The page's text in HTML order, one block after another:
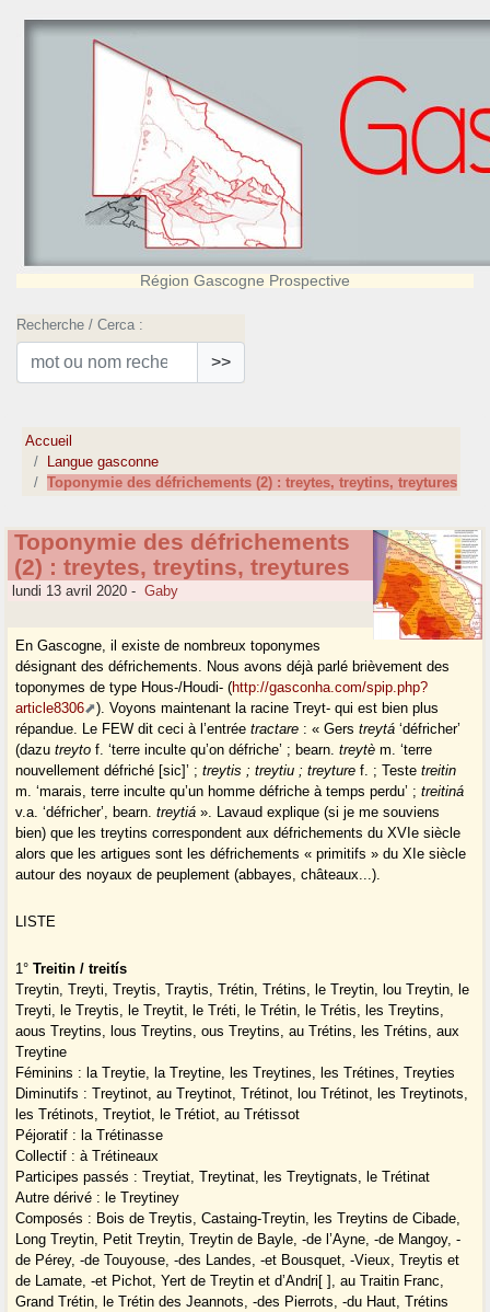
Région Gascogne Prospective
Recherche / Cerca :
>>
Accueil
Langue gasconne
Toponymie des défrichements (2) : treytes, treytins, treytures
Toponymie des défrichements
(2) : treytes, treytins, treytures
lundi 13 avril 2020 - Gaby
En Gascogne, il existe de nombreux toponymes
désignant des défrichements. Nous avons déjà parlé brièvement des
toponymes de type Hous-/Houdi- (http://gasconha.com/spip.php?
article8306
). Voyons maintenant la racine Treyt- qui est bien plus
répandue. Le FEW dit ceci à l’entréetractare : « Gerstreytá ‘défricher’
(dazutreyto f. ‘terre inculte qu’on défriche’ ; bearn.treytè m. ‘terre
nouvellement défriché [sic]’ ;treytis ; treytiu ; treyture f. ; Testetreitin
m. ‘marais, terre inculte qu’un homme défriche à temps perdu’ ;treitiná
v.a. ‘défricher’, bearn.treytiá ». Lavaud explique (si je me souviens
bien) que les treytins correspondent aux défrichements du XVIe siècle
alors que les artigues sont les défrichements « primitifs » du XIe siècle
autour des noyaux de peuplement (abbayes, châteaux...).
LISTE
1°Treitin / treitís
Treytin, Treyti, Treytis, Traytis, Trétin, Trétins, le Treytin, lou Treytin, le
Treyti, le Treytis, le Treytit, le Tréti, le Trétin, le Trétis, les Treytins,
aous Treytins, lous Treytins, ous Treytins, au Trétins, les Trétins, aux
Treytine
Féminins : la Treytie, la Treytine, les Treytines, les Trétines, Treyties
Diminutifs : Treytinot, au Treytinot, Trétinot, lou Trétinot, les Treytinots,
les Trétinots, Treytiot, le Trétiot, au Trétissot
Péjoratif : la Trétinasse
Collectif : à Trétineaux
Participes passés : Treytiat, Treytinat, les Treytignats, le Trétinat
Autre dérivé : le Treytiney
Composés : Bois de Treytis, Castaing-Treytin, les Treytins de Cibade,
Long Treytin, Petit Treytin, Treytin de Bayle, -de l’Ayne, -de Mangoy, -
de Pérey, -de Touyouse, -des Landes, -et Bousquet, -Vieux, Treytis et
de Lamate, -et Pichot, Yert de Treytin et d’Andri[ ], au Traitin Franc,
Grand Trétin, le Trétin des Jeannots, -des Pierrots, -du Haut, Trétins